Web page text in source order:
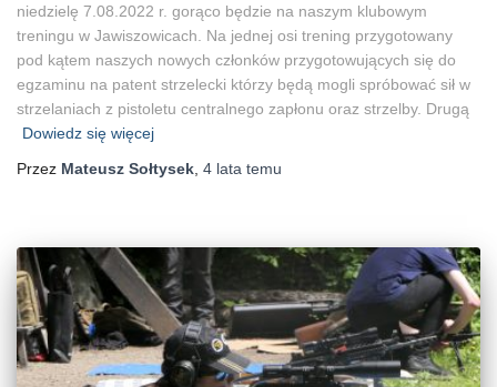
niedzielę 7.08.2022 r. gorąco będzie na naszym klubowym
treningu w Jawiszowicach. Na jednej osi trening przygotowany
pod kątem naszych nowych członków przygotowujących się do
egzaminu na patent strzelecki którzy będą mogli spróbować sił w
strzelaniach z pistoletu centralnego zapłonu oraz strzelby. Drugą
Dowiedz się więcej
Przez Mateusz Sołtysek 4 lata temu